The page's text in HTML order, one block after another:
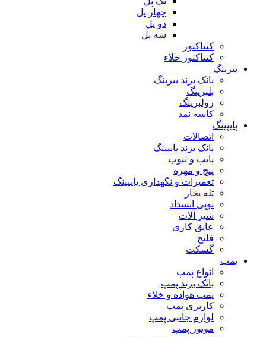
چهار پل
دو پل
سه پل
کنتاکتور
کنتاکتور خلاء
بیرینگ
بانک برند بیرینگ
بلبرینگ
رولبرینگ
کاسه نمد
پایپینگ
اتصالات
بانک برند پایپینگ
پایپ و تیوب
پیچ و مهره
تعمیرات و نگهداری پایپینگ
تله بخار
توپی انسداد
شیر آلات
عایق کاری
فلنج
گسکت
پمپ
انواع پمپ
بانک برند پمپ
پمپ هواده و خلاء
کاربری پمپ
لوازم جانبی پمپ
موتور پمپ